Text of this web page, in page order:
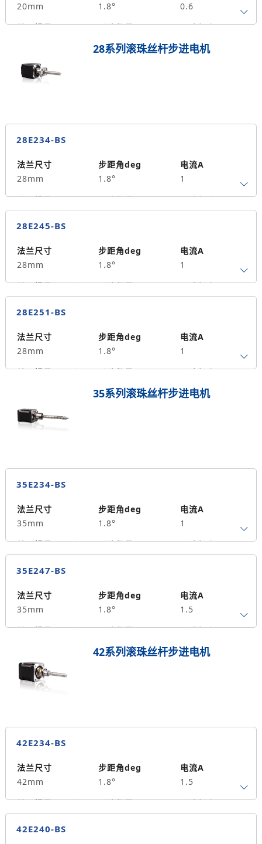
20mm
1.8°
0.6
转子惯量g.cm²
引线数量
48
马达长度mm
0.048
保持力矩N.m
5.4
28系列滚珠丝杆步进电机
28E234-BS
法兰尺寸
28mm
步距角deg
1.8°
电流A
1
转子惯量g.cm²
4
引线数量
34
马达长度mm
0.06
9
28E245-BS
法兰尺寸
28mm
步距角deg
1.8°
电流A
1
转子惯量g.cm²
4
引线数量
45
马达长度mm
0.12
14
28E251-BS
法兰尺寸
28mm
步距角deg
1.8°
电流A
1
转子惯量g.cm²
引线数量
51
马达长度mm
0.18
保持力矩N.m
17
35系列滚珠丝杆步进电机
35E234-BS
法兰尺寸
35mm
步距角deg
1.8°
电流A
1
转子惯量g.cm²
4
引线数量
34
马达长度mm
0.14
20
35E247-BS
法兰尺寸
35mm
步距角deg
1.8°
电流A
1.5
转子惯量g.cm²
引线数量
47
马达长度mm
0.35
保持力矩N.m
30
42系列滚珠丝杆步进电机
42E234-BS
法兰尺寸
42mm
步距角deg
1.8°
电流A
1.5
转子惯量g.cm²
4
引线数量
34
马达长度mm
0.25
42E240-BS